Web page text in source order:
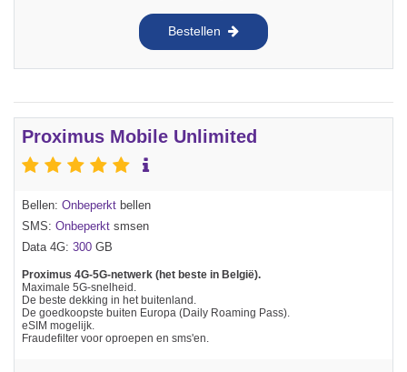
Bestellen
Proximus Mobile Unlimited
Bellen: Onbeperkt bellen
SMS: Onbeperkt smsen
Data 4G: 300 GB
Proximus 4G-5G-netwerk (het beste in België).
Maximale 5G-snelheid.
De beste dekking in het buitenland.
De goedkoopste buiten Europa (Daily Roaming Pass).
eSIM mogelijk.
Fraudefilter voor oproepen en sms'en.